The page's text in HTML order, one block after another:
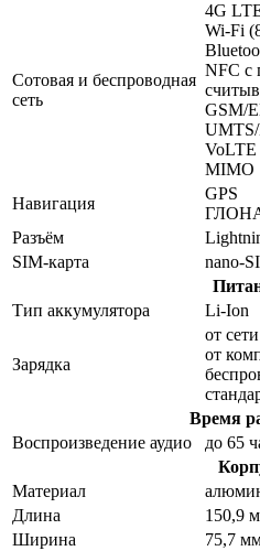
Сотовая и беспроводная
сеть
4G
Wi-Fi
NFC с
GSM/
VoLTE
MIMO
Навигация
GPS
Разъём
SIM-карта
nano-
Тип аккумулятора
Li-Ion
Зарядка
от сети
от
Время
Воспроизведение аудио
до 65
Материал
Длина
150,9
Ширина
75,7